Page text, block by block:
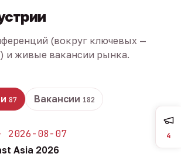
(вокруг ключевых —
и живые вакансии рынка.
87 Вакансии 182
2026-08-07
Asia 2026
4